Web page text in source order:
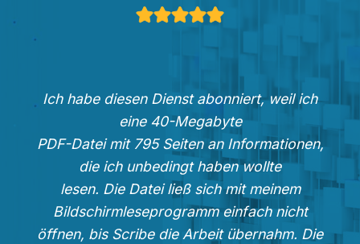
Ich habe diesen Dienst abonniert, weil ich
eine 40-Megabyte
PDF-Datei mit 795 Seiten an Informationen,
die ich unbedingt haben wollte
lesen. Die Datei ließ sich mit meinem
Bildschirmleseprogramm einfach nicht
öffnen, bis Scribe die Arbeit übernahm. Die